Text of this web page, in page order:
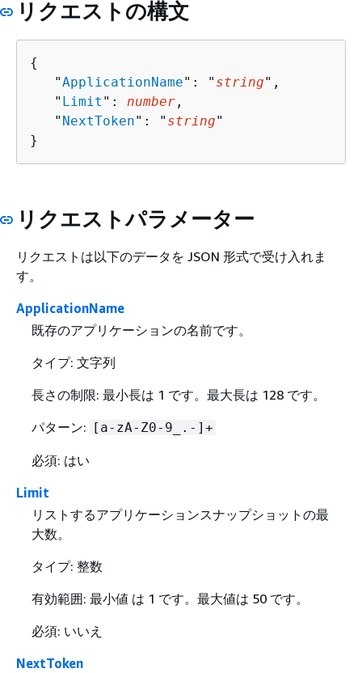
リクエストの構文
{
   "
ApplicationName": " string",
   "
Limit ": number ,
   "
NextToken": " string"
}
リクエストパラメーター
リクエストは以下のデータを JSON 形式で受け入れま
す。
ApplicationName
既存のアプリケーションの名前です。
タイプ: 文字列
長さの制限: 最小長は 1 です。最大長は 128 です。
パターン: [a-zA-Z0-9_.-]+
必須: はい
Limit
リストするアプリケーションスナップショットの最
大数。
タイプ: 整数
有効範囲: 最小値 は 1 です。最大値は 50 です。
必須: いいえ
NextToken